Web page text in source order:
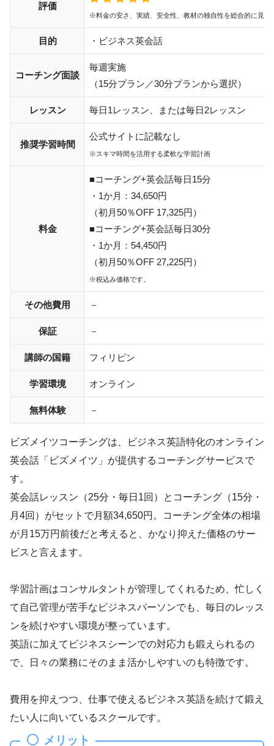
評価
※料金の安さ、実績、安全性、教材の独自性を総合的に見て
目的 ・ビジネス英会話
コーチング面談
毎週実施
（15分プラン／30分プランから選択）
レッスン 毎日1レッスン、または毎日2レッスン
推奨学習時間
公式サイトに記載なし
※スキマ時間を活用する柔軟な学習計画
料金
■コーチング+英会話毎日15分
・1か月：34,650円
（初月50％OFF 17,325円）
■コーチング+英会話毎日30分
・1か月：54,450円
（初月50％OFF 27,225円）
※税込み価格です。
その他費用 －
保証 －
講師の国籍 フィリピン
学習環境 オンライン
無料体験 －
ビズメイツコーチングは、ビジネス英語特化のオンライン
英会話「ビズメイツ」が提供するコーチングサービスで
す。
英会話レッスン（25分・毎日1回）とコーチング（15分・
月4回）がセットで月額34,650円。コーチング全体の相場
が月15万円前後だと考えると、かなり抑えた価格のサー
ビスと言えます。
学習計画はコンサルタントが管理してくれるため、忙しく
て自己管理が苦手なビジネスパーソンでも、毎日のレッス
ンを続けやすい環境が整っています。
英語に加えてビジネスシーンでの対応力も鍛えられるの
で、日々の業務にそのまま活かしやすいのも特徴です。
費用を抑えつつ、仕事で使えるビジネス英語を続けて鍛え
たい人に向いているスクールです。
メリット